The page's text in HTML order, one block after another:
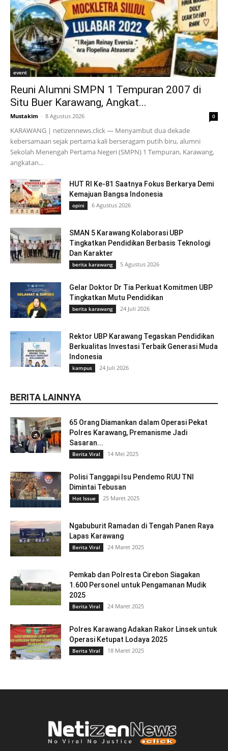
event
Reuni Alumni SMPN 1 Tempuran 2007 di
Situ Buer Karawang, Angkat...
Mustakim - 8 Agustus 2026 0
KARAWANG | netizennews.click — Menyambut dua dekade
kebersamaan sejak pertama kali berseragam putih biru, alumni
Sekolah Menengah Pertama Negeri (SMPN) 1 Tempuran, Karawang,
angkatan...
HUT RI Ke-81 Saatnya Fokus Berkarya Demi
Kemajuan Bangsa Indonesia
opini 6 Agustus 2026
SMAN 5 Karawang Kolaborasi UBP
Tingkatkan Pendidikan Berbasis Teknologi
Dan Karakter
berita karawang 5 Agustus 2026
Gelar Doktor Dr Tia Perkuat Komitmen UBP
Tingkatkan Mutu Pendidikan
berita karawang 24 Juli 2026
Rektor UBP Karawang Tegaskan Pendidikan
Berkualitas Investasi Terbaik Generasi Muda
Indonesia
kampus 24 Juli 2026
BERITA LAINNYA
65 Orang Diamankan dalam Operasi Pekat
Polres Karawang, Premanisme Jadi
Sasaran...
Berita Viral 14 Mei 2025
Polisi Tanggapi Isu Pendemo RUU TNI
Dimintai Tebusan
Hot Issue 25 Maret 2025
Ngabuburit Ramadan di Tengah Panen Raya
Lapas Karawang
Berita Viral 24 Maret 2025
Pemkab dan Polresta Cirebon Siagakan
1.600 Personel untuk Pengamanan Mudik
2025
Berita Viral 24 Maret 2025
Polres Karawang Adakan Rakor Linsek untuk
Operasi Ketupat Lodaya 2025
Berita Viral 18 Maret 2025